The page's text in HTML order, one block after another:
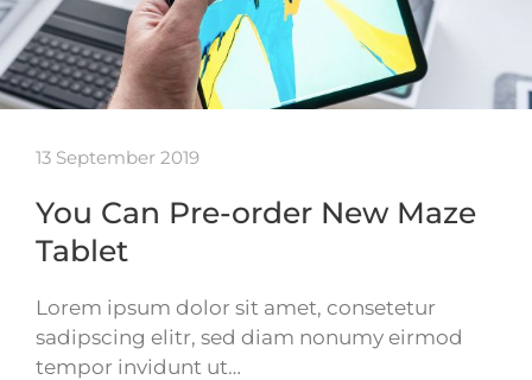
13 September 2019
You Can Pre-order New Maze
Tablet
Lorem ipsum dolor sit amet, consetetur
sadipscing elitr, sed diam nonumy eirmod
tempor invidunt ut…